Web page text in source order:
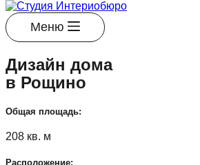
Меню
Дизайн дома
в Рощино
Общая площадь:
208 кв. м
Расположение: